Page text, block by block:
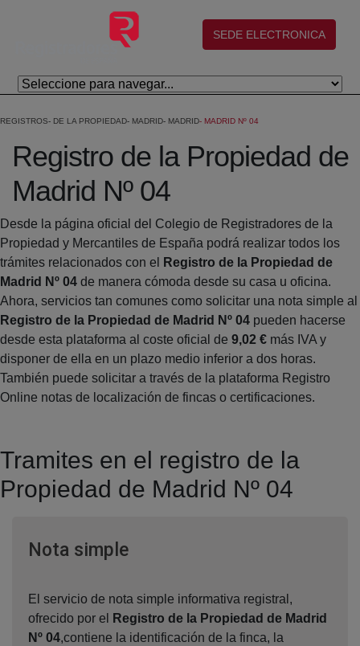
Salta al contingut principal
(abre en nueva ventana)
SEDE ELECTRONICA
REGISTROS DE LA PROPIEDAD MADRID MADRID MADRID Nº 04
Registro de la Propiedad de
Madrid Nº 04
Desde la página oficial del Colegio de Registradores de la
Propiedad y Mercantiles de España podrá realizar todos los
trámites relacionados con el
Registro de la Propiedad de
Madrid Nº 04 de manera cómoda desde su casa u oficina.
Ahora, servicios tan comunes como solicitar una nota simple al
Registro de la Propiedad de Madrid Nº 04 pueden hacerse
desde esta plataforma al coste oficial de 9,02 € más IVA y
disponer de ella en un plazo medio inferior a dos horas.
También puede solicitar a través de la plataforma Registro
Online notas de localización de fincas o certificaciones.
Tramites en el registro de la
Propiedad de Madrid Nº 04
Nota simpleVentana nueva
El servicio de nota simple informativa registral,
ofrecido por el
Registro de la Propiedad de Madrid
Nº 04,contiene la identificación de la finca, la